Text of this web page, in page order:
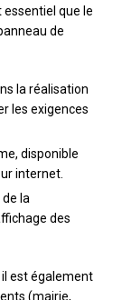
essentiel que le
de
la réalisation
les exigences
disponible
internet.
la
des
est également
(mairie,